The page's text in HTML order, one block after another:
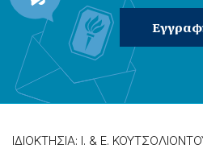
ΙΔΙΟΚΤΗΣΙΑ: Ι. & Ε.